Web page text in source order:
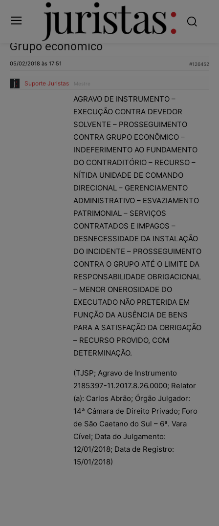
Grupo econômico
05/02/2018 às 17:51 #126452
Suporte Juristas Mestre
AGRAVO DE INSTRUMENTO –
EXECUÇÃO CONTRA DEVEDOR
SOLVENTE – PROSSEGUIMENTO
CONTRA GRUPO ECONÔMICO –
INDEFERIMENTO AO FUNDAMENTO
DO CONTRADITÓRIO – RECURSO –
NÍTIDA UNIDADE DE COMANDO
DIRECIONAL – GERENCIAMENTO
ADMINISTRATIVO – ESVAZIAMENTO
PATRIMONIAL – SERVIÇOS
CONTRATADOS E IMPAGOS –
DESNECESSIDADE DA INSTALAÇÃO
DO INCIDENTE – PROSSEGUIMENTO
CONTRA O GRUPO ATÉ O LIMITE DA
RESPONSABILIDADE OBRIGACIONAL
– MENOR ONEROSIDADE DO
EXECUTADO NÃO PRETERIDA EM
FUNÇÃO DA AUSÊNCIA DE BENS
PARA A SATISFAÇÃO DA OBRIGAÇÃO
– RECURSO PROVIDO, COM
DETERMINAÇÃO.
(TJSP; Agravo de Instrumento
2185397-11.2017.8.26.0000; Relator
(a): Carlos Abrão; Órgão Julgador:
14ª Câmara de Direito Privado; Foro
de São Caetano do Sul – 6ª. Vara
Cível; Data do Julgamento:
12/01/2018; Data de Registro:
15/01/2018)